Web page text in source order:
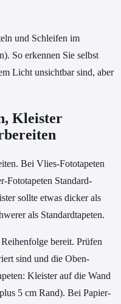
und Schleifen im
So erkennen Sie selbst
Licht unsichtbar sind, aber
Kleister
Bei Vlies-Fototapeten
Fototapeten Standard-
sollte etwas dicker als
als Standardtapeten.
bereit. Prüfen
sind und die Oben-
Kleister auf die Wand
5 cm Rand). Bei Papier-